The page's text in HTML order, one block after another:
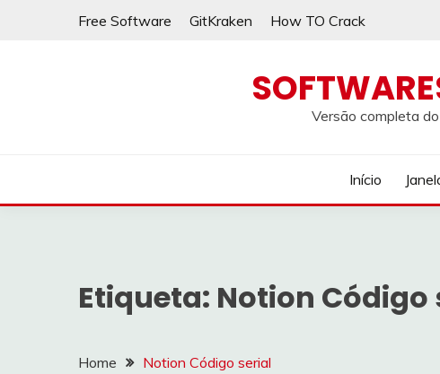
Free Software GitKraken How TO Crack
Versão completa
Início
Etiqueta: Notion Código
Home Notion Código serial